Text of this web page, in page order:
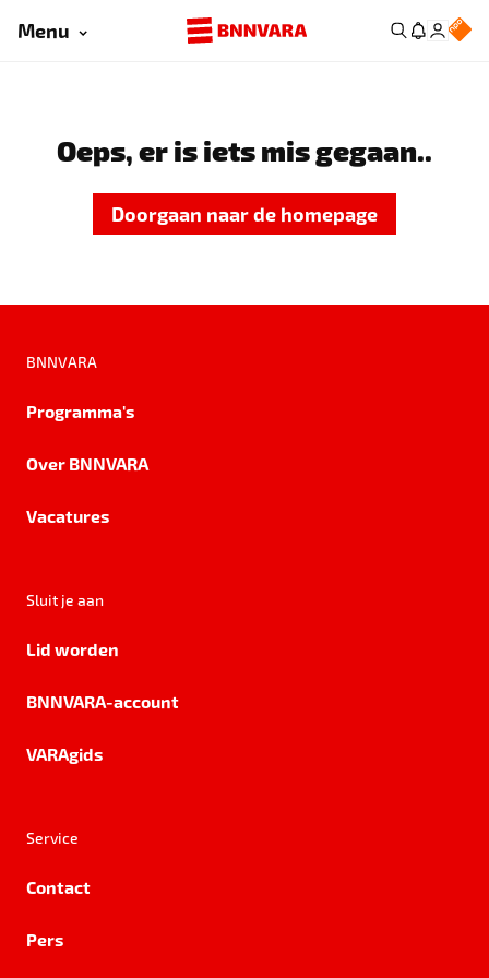
Menu
Oeps, er is iets mis gegaan..
Doorgaan naar de homepage
BNNVARA
Programma's
Over BNNVARA
Vacatures
Sluit je aan
Lid worden
BNNVARA-account
VARAgids
Service
Contact
Pers